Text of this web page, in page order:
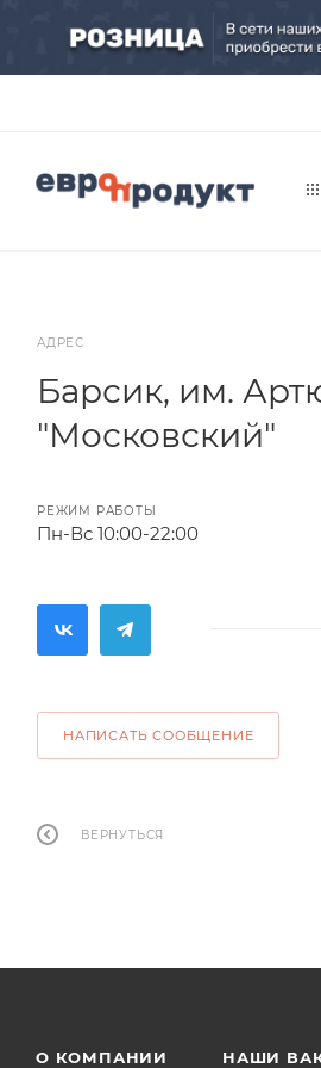
АДРЕС
Барсик, им.
"Московский"
РЕЖИМ РАБОТЫ
Пн-Вс 10:00-22:00
НАПИСАТЬ СООБЩЕНИЕ
ВЕРНУТЬСЯ
О КОМПАНИИ НАШИ